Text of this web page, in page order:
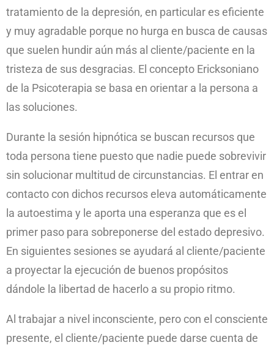
tratamiento de la depresión, en particular es eficiente
y muy agradable porque no hurga en busca de causas
que suelen hundir aún más al cliente/paciente en la
tristeza de sus desgracias. El concepto Ericksoniano
de la Psicoterapia se basa en orientar a la persona a
las soluciones.
Durante la sesión hipnótica se buscan recursos que
toda persona tiene puesto que nadie puede sobrevivir
sin solucionar multitud de circunstancias. El entrar en
contacto con dichos recursos eleva automáticamente
la autoestima y le aporta una esperanza que es el
primer paso para sobreponerse del estado depresivo.
En siguientes sesiones se ayudará al cliente/paciente
a proyectar la ejecución de buenos propósitos
dándole la libertad de hacerlo a su propio ritmo.
Al trabajar a nivel inconsciente, pero con el consciente
presente, el cliente/paciente puede darse cuenta de